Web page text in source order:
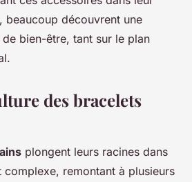
beaucoup découvrent une
bien-être, tant sur le plan
des bracelets
plongent leurs racines dans
complexe, remontant à plusieurs